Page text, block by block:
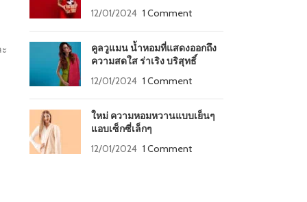
12/01/2024 1 Comment
คูลวูแมน น้ำหอมที่แสดงออกถึง
ความสดใส ร่าเริง บริสุทธิ์
12/01/2024 1 Comment
ใหม่ ความหอมหวานแบบเย็นๆ
แอบเซ็กซี่เล็กๆ
12/01/2024 1 Comment